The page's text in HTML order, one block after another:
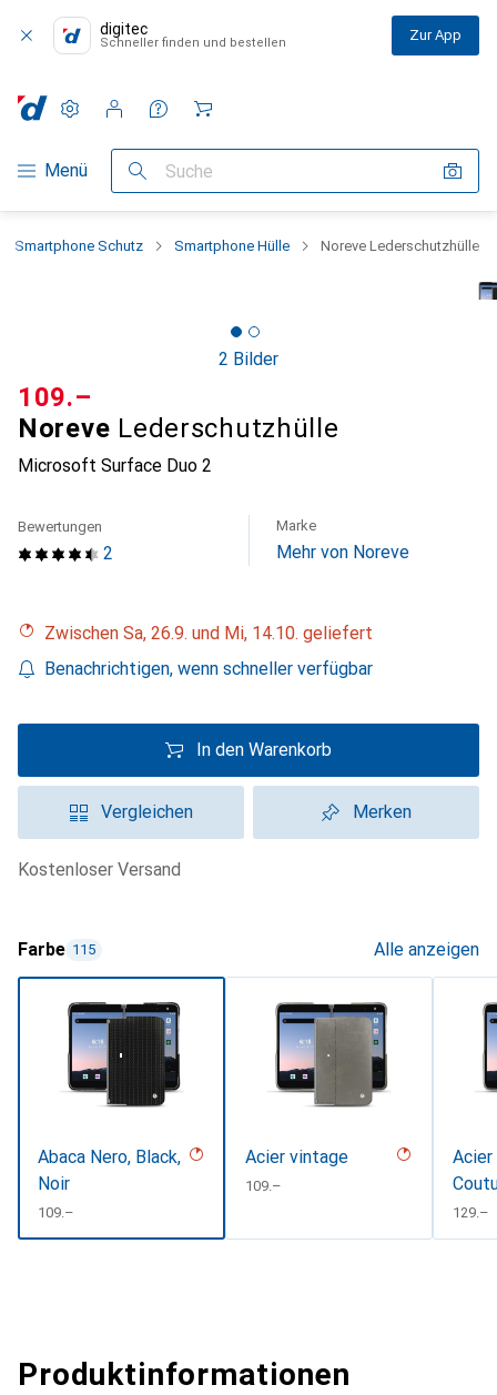
digitec
Schneller finden und bestellen Zur App
Navigation nach Kategorien
Menü Suche
Einstellungen
Kundenkonto
Vergleichslisten
Merklisten
Warenkorb
Smartphone Schutz Smartphone Hülle Noreve Lederschutzhülle
2 Bilder
Noreve Lederschutzhülle
Microsoft Surface Duo 2
CHF
109.–
2
Bewertungen Marke
Mehr von Noreve
Zwischen Sa, 26.9. und Mi, 14.10. geliefert
Benachrichtigen, wenn schneller verfügbar
In den Warenkorb
Vergleichen Merken
kostenloser Versand
Farbe 115 Alle anzeigen
Abaca Nero, Black,
Noir
CHF
109.–
Acier vintage
CHF
109.–
CHF
129.–
Produktinformationen